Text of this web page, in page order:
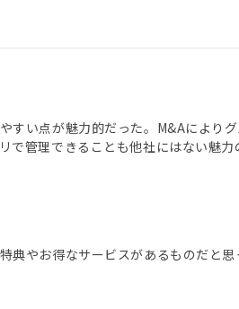
い点が魅力的だった。M&Aにより
管理できることも他社にはない魅力
やお得なサービスがあるものだと思